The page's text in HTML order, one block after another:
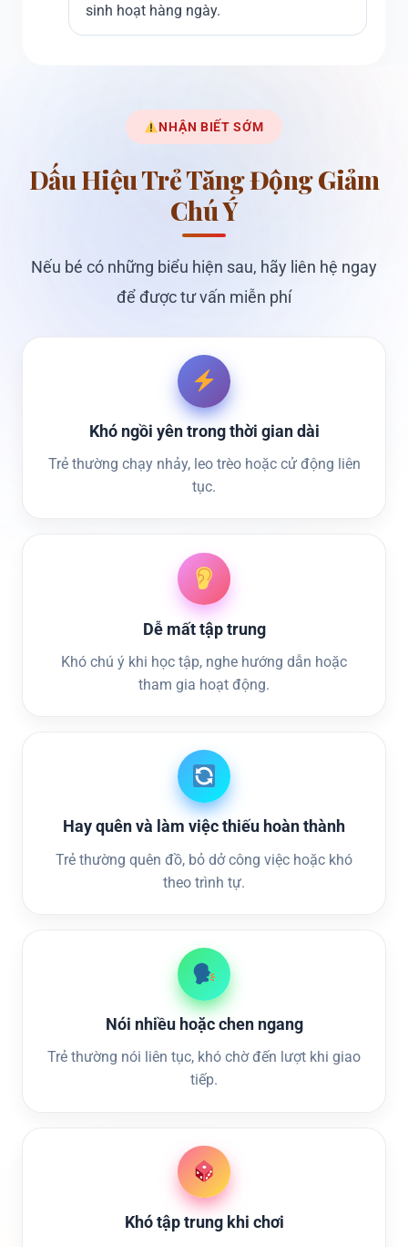
sinh hoạt hàng ngày.
NHẬN BIẾT SỚM
Dấu Hiệu Trẻ Tăng Động Giảm
Chú Ý
Nếu bé có những biểu hiện sau, hãy liên hệ ngay
để được tư vấn miễn phí
Khó ngồi yên trong thời gian dài
Trẻ thường chạy nhảy, leo trèo hoặc cử động liên
tục.
Dễ mất tập trung
Khó chú ý khi học tập, nghe hướng dẫn hoặc
tham gia hoạt động.
Hay quên và làm việc thiếu hoàn thành
Trẻ thường quên đồ, bỏ dở công việc hoặc khó
theo trình tự.
Nói nhiều hoặc chen ngang
Trẻ thường nói liên tục, khó chờ đến lượt khi giao
tiếp.
Khó tập trung khi chơi